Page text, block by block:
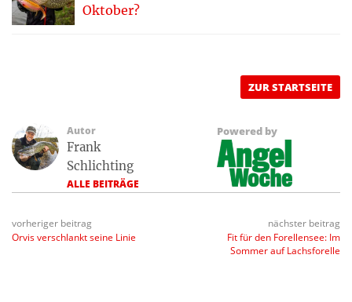
Oktober?
ZUR STARTSEITE
Autor
Frank
Schlichting
ALLE BEITRÄGE
Powered by
vorheriger beitrag
Orvis verschlankt seine Linie
nächster beitrag
Fit für den Forellensee: Im
Sommer auf Lachsforelle